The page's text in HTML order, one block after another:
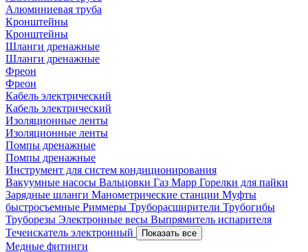
Алюминиевая труба
Кронштейны
Кронштейны
Шланги дренажные
Шланги дренажные
Фреон
Фреон
Кабель электрический
Кабель электрический
Изоляционные ленты
Изоляционные ленты
Помпы дренажные
Помпы дренажные
Инструмент для систем кондиционирования
Вакуумные насосы Вальцовки Газ Mapp Горелки для пайки
Зарядные шланги Манометрические станции Муфты
быстросъемные Риммеры Труборасширители Трубогибы
Труборезы Электронные весы Выпрямитель испарителя
Течеискатель электронный
Показать все
Медные фитинги